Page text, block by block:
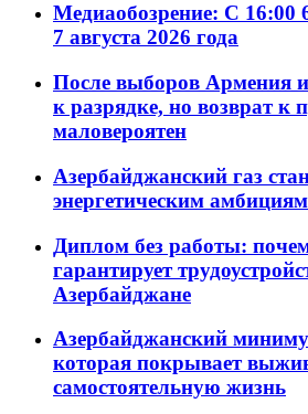
Медиаобозрение: С 16:00
7 августа 2026 года
После выборов Армения
к разрядке, но возврат к
маловероятен
Азербайджанский газ
энергетическим
Диплом без работы:
гарантирует
Азербайджане
Азербайджанский
которая покрывает
самостоятельную жизнь